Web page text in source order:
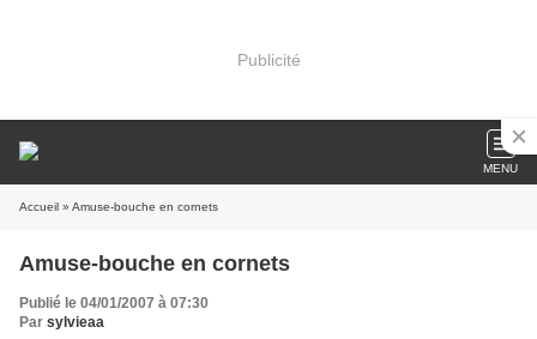
Publicité
MENU
Accueil » Amuse-bouche en cornets
Amuse-bouche en cornets
Publié le 04/01/2007 à 07:30
Par sylvieaa